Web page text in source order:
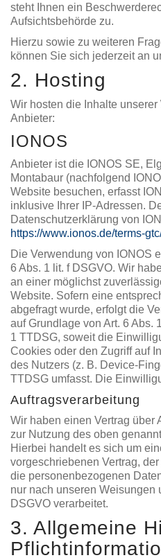
steht Ihnen ein
Aufsichtsbehörde zu.
Hierzu sowie zu weiteren
können Sie sich jederzeit an
2. Hosting
Wir hosten die Inhalte
Anbieter:
IONOS
Anbieter ist die IONOS SE,
Montabaur (nachfolgend
Website besuchen, erfasst
inklusive Ihrer IP-Adressen.
Datenschutzerklärung von
https://www.ionos.de/terms-
Die Verwendung von IONOS
6 Abs. 1 lit. f DSGVO. Wir
an einer möglichst
Website. Sofern eine
abgefragt wurde, erfolgt die
auf Grundlage von Art. 6 Abs.
1 TTDSG, soweit die
Cookies oder den Zugriff auf
des Nutzers (z. B. Device-
TTDSG umfasst. Die
Auftragsverarbeitung
Wir haben einen Vertrag über
zur Nutzung des oben
Hierbei handelt es sich um
vorgeschriebenen Vertrag,
die personenbezogenen
nur nach unseren Weisungen
DSGVO verarbeitet.
3. Allgemeine